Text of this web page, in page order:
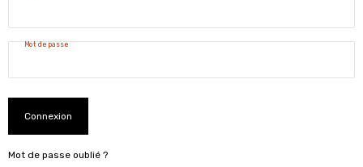
Mot de passe
Connexion
Mot de passe oublié ?